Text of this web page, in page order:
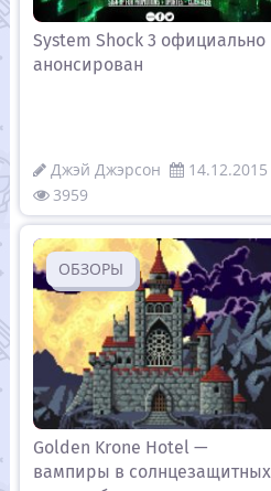
System Shock 3 официально
анонсирован
Джэй Джэрсон
14.12.2015
3959
ОБЗОРЫ
Golden Krone Hotel —
вампиры в солнцезащитных